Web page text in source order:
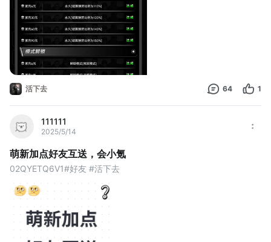
活下去 64 1
111111
2025/5/14
萌新加点好友互送，会小氪
02QYETQ6V1#好友 #活下去